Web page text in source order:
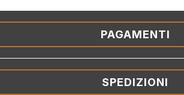
PAGAMENTI
SPEDIZIONI